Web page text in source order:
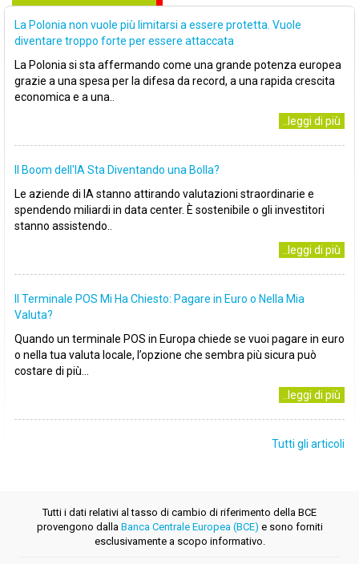
La Polonia non vuole più limitarsi a essere protetta. Vuole
diventare troppo forte per essere attaccata
La Polonia si sta affermando come una grande potenza europea
grazie a una spesa per la difesa da record, a una rapida crescita
economica e a una..
..leggi di più
Il Boom dell'IA Sta Diventando una Bolla?
Le aziende di IA stanno attirando valutazioni straordinarie e
spendendo miliardi in data center. È sostenibile o gli investitori
stanno assistendo..
..leggi di più
Il Terminale POS Mi Ha Chiesto: Pagare in Euro o Nella Mia
Valuta?
Quando un terminale POS in Europa chiede se vuoi pagare in euro
o nella tua valuta locale, l’opzione che sembra più sicura può
costare di più...
..leggi di più
Tutti gli articoli
Tutti i dati relativi al tasso di cambio di riferimento della BCE
provengono dalla Banca Centrale Europea (BCE) e sono forniti
esclusivamente a scopo informativo.